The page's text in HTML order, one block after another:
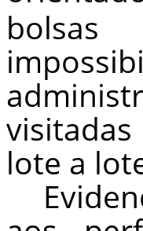
lote a